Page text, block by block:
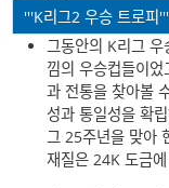
'''K리그2 우승 트로피'''
그동안의 K리그
낌의 우승컵들이
과 전통을 찾아볼
성과 통일성을 확
그 25주년을 맞아
재질은 24K 도금